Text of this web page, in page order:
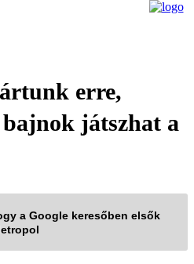
erre,
játszhat a
a Google keresőben elsők